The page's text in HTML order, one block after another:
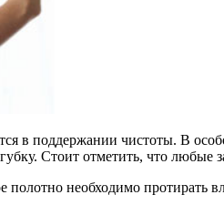
в поддержании чистоты. В
Стоит отметить, что любые
полотно необходимо протирать